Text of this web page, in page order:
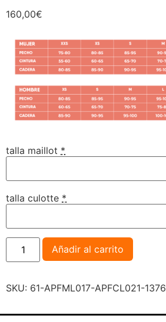
160,00€
talla maillot *
talla culotte *
Añadir al carrito
SKU: 61-APFML017-APFCL021-1376